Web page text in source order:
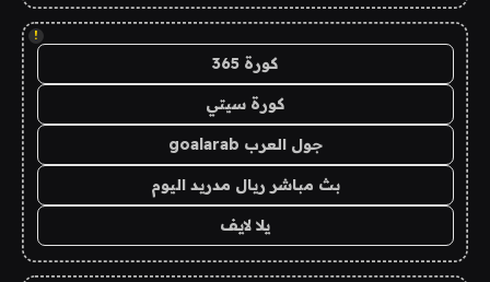
!
كورة 365
كورة سيتي
جول العرب goalarab
بث مباشر ريال مدريد اليوم
يلا لايف